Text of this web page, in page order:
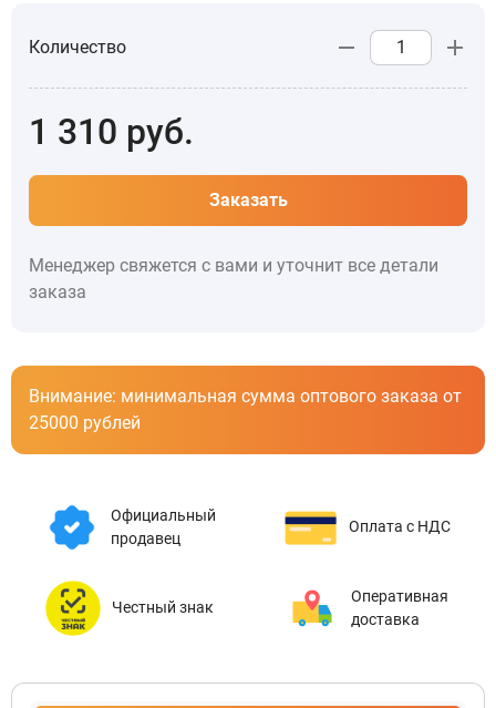
Количество
1 310 руб.
Заказать
Менеджер свяжется с вами и уточнит все детали
заказа
Внимание: минимальная сумма оптового заказа от
25000 рублей
Официальный
продавец
Оплата с НДС
Честный знак
Оперативная
доставка